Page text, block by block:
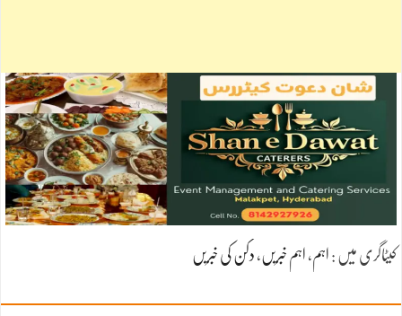
کیٹاگری میں : اہم ، اہم خبریں ، دکن کی خبریں